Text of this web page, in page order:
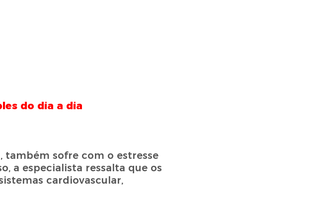
do dia a dia
sofre com o estresse
a especialista ressalta que os
cardiovascular,